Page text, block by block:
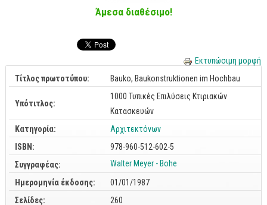
MySQL
Oracle - SQL
Δίκτυα
Ασφάλεια
Hardware
Γραφικά
Photoshop
After Effects
Άμεσα διαθέσιμο!
Εκτυπώσιμη μορφή
Τίτλος πρωτοτύπου:
Bauko, Baukonstruktionen im Hochbau
Υπότιτλος:
1000 Τυπικές Επιλύσεις Κτιριακών
Κατασκευών
Κατηγορία:
Αρχιτεκτόνων
ISBN:
978-960-512-602-5
Συγγραφέας:
Walter Meyer - Bohe
Ημερομηνία έκδοσης:
01/01/1987
Σελίδες:
260